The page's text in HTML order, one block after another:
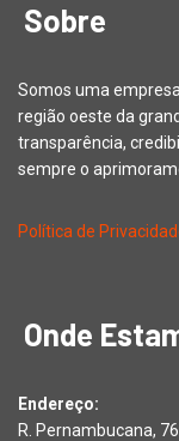
Sobre
Somos uma
região oeste da
transparência,
sempre o
Política de
Onde
Endereço:
R. Pernambucana,